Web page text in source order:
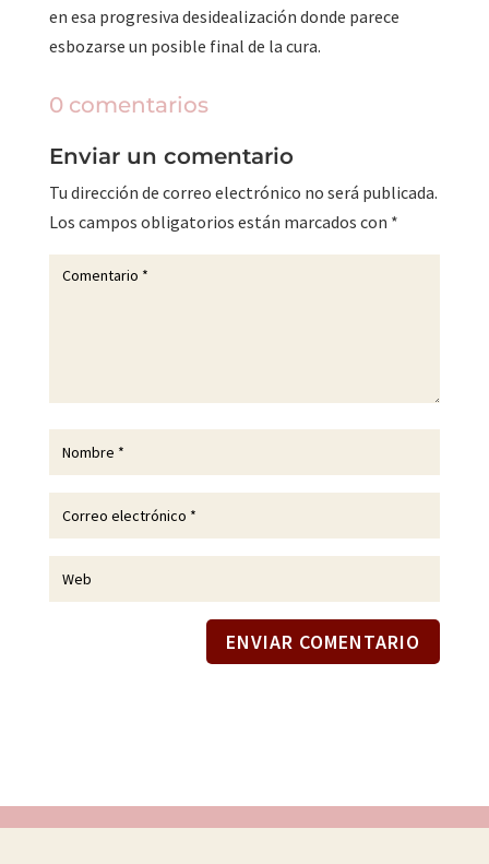
en esa progresiva desidealización donde parece
esbozarse un posible final de la cura.
0 comentarios
Enviar un comentario
Tu dirección de correo electrónico no será publicada.
Los campos obligatorios están marcados con *
ENVIAR COMENTARIO